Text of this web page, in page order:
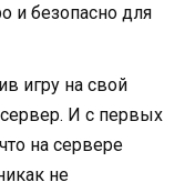
и безопасно для
игру на свой
И с первых
на сервере
не